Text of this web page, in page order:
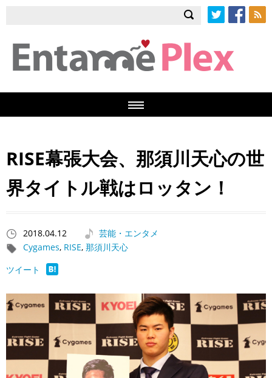
RISE幕張大会、那須川天心の世
界タイトル戦はロッタン！
2018.04.12
芸能・エンタメ
Cygames, RISE, 那須川天心
ツイート